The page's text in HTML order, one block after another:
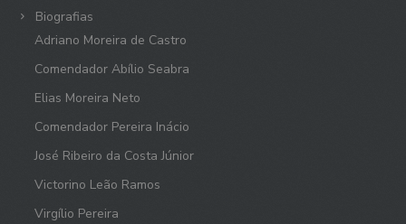
Biografias
Adriano Moreira de Castro
Comendador Abílio Seabra
Elias Moreira Neto
Comendador Pereira Inácio
José Ribeiro da Costa Júnior
Victorino Leão Ramos
Virgílio Pereira